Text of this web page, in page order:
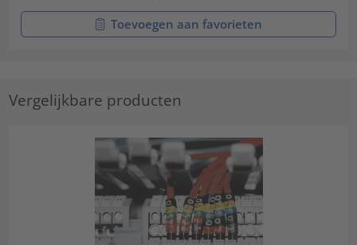
Toevoegen aan favorieten
Vergelijkbare producten